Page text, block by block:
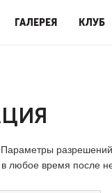
ГАЛЕРЕЯ КЛУБ
в любое время после